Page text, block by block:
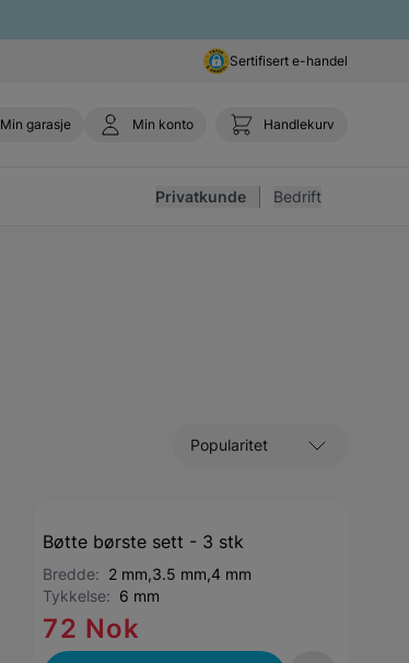
Sertifisert e-handel
Min garasje Min konto Handlekurv
Privatkunde Bedrift
Sorter etter
Bøtte børste sett - 3 stk
Bredde: 2 mm,3.5 mm,4 mm
Tykkelse: 6 mm
72 Nok